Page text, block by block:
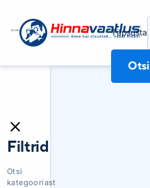
Täpsusta
Otsi
Filtrid
Otsi
kategooriast